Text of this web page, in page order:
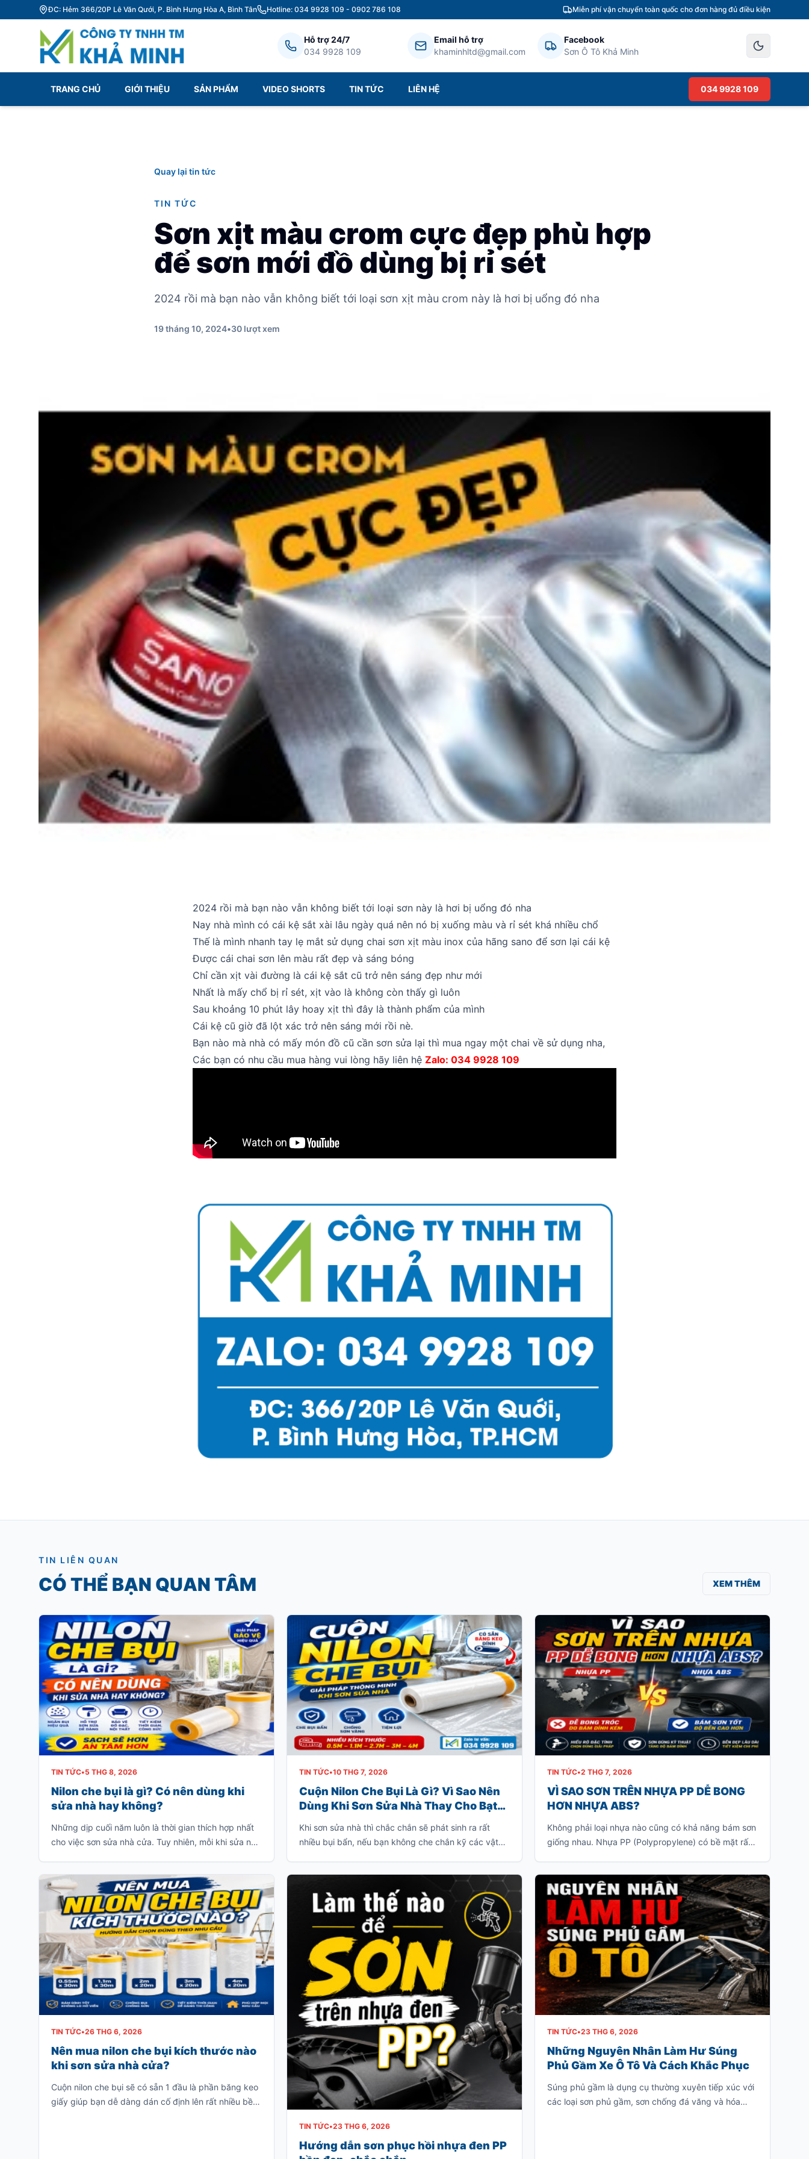
ĐC: Hẻm 366/20P Lê Văn Qưới, P. Bình Hưng Hòa A, Bình Tân Hotline: 034 9928 109 - 0902 786 108 Miễn phí vận chuyển toàn quốc cho đơn hàng đủ điều kiện
Hỗ trợ 24/7
034 9928 109
Email hỗ trợ
khaminhltd@gmail.com
Facebook
Sơn Ô Tô Khả Minh
TRANG CHỦ GIỚI THIỆU SẢN PHẨM VIDEO SHORTS TIN TỨC LIÊN HỆ 034 9928 109
Quay lại tin tức
TIN TỨC
Sơn xịt màu crom cực đẹp phù hợp
để sơn mới đồ dùng bị rỉ sét
2024 rồi mà bạn nào vẫn không biết tới loại sơn xịt màu crom này là hơi bị uổng đó nha
19 tháng 10, 2024•30 lượt xem
2024 rồi mà bạn nào vẫn không biết tới loại sơn này là hơi bị uổng đó nha
Nay nhà mình có cái kệ sắt xài lâu ngày quá nên nó bị xuống màu và rỉ sét khá nhiều chổ
Thế là mình nhanh tay lẹ mắt sử dụng chai sơn xịt màu inox của hãng sano để sơn lại cái kệ
Được cái chai sơn lên màu rất đẹp và sáng bóng
Chỉ cần xịt vài đường là cái kệ sắt cũ trở nên sáng đẹp như mới
Nhất là mấy chổ bị rỉ sét, xịt vào là không còn thấy gì luôn
Sau khoảng 10 phút lây hoay xịt thì đây là thành phẩm của mình
Cái kệ cũ giờ đã lột xác trở nên sáng mới rồi nè.
Bạn nào mà nhà có mấy món đồ cũ cần sơn sửa lại thì mua ngay một chai về sử dụng nha,
Các bạn có nhu cầu mua hàng vui lòng hãy liên hệ Zalo: 034 9928 109
TIN LIÊN QUAN
CÓ THỂ BẠN QUAN TÂM XEM THÊM
TIN TỨC•5 THG 8, 2026
Nilon che bụi là gì? Có nên dùng khi
sửa nhà hay không?
Những dịp cuối năm luôn là thời gian thích hợp nhất
cho việc sơn sửa nhà cửa. Tuy nhiên, mỗi khi sửa nhà
bàn ghế v.v…
TIN TỨC•10 THG 7, 2026
Cuộn Nilon Che Bụi Là Gì? Vì Sao Nên
Dùng Khi Sơn Sửa Nhà Thay Cho Bạt
Khi sơn sửa nhà thì chắc chắn sẽ phát sinh ra rất
nhiều bụi bẩn, nếu bạn không che chắn kỹ các vật
TIN TỨC•2 THG 7, 2026
VÌ SAO SƠN TRÊN NHỰA PP DỄ BONG
HƠN NHỰA ABS?
Không phải loại nhựa nào cũng có khả năng bám sơn
giống nhau. Nhựa PP (Polypropylene) có bề mặt rất
đúng kỹ thuật, lớp sơn rất dễ bong tróc khi va chạm
hoặc sau một thời gian sử dụng.
TIN TỨC•26 THG 6, 2026
Nên mua nilon che bụi kích thước nào
khi sơn sửa nhà cửa?
Cuộn nilon che bụi sẽ có sẵn 1 đầu là phần băng keo
giấy giúp bạn dễ dàng dán cố định lên rất nhiều bề
TIN TỨC•23 THG 6, 2026
Hướng dẫn sơn phục hồi nhựa đen PP
TIN TỨC•23 THG 6, 2026
Những Nguyên Nhân Làm Hư Súng
Phủ Gầm Xe Ô Tô Và Cách Khắc Phục
Súng phủ gầm là dụng cụ thường xuyên tiếp xúc với
các loại sơn phủ gầm, sơn chống đá văng và hóa